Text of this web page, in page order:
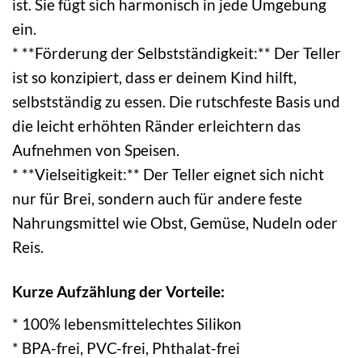
ist. Sie fügt sich harmonisch in jede Umgebung
ein.
* **Förderung der Selbstständigkeit:** Der Teller
ist so konzipiert, dass er deinem Kind hilft,
selbstständig zu essen. Die rutschfeste Basis und
die leicht erhöhten Ränder erleichtern das
Aufnehmen von Speisen.
* **Vielseitigkeit:** Der Teller eignet sich nicht
nur für Brei, sondern auch für andere feste
Nahrungsmittel wie Obst, Gemüse, Nudeln oder
Reis.
Kurze Aufzählung der Vorteile:
* 100% lebensmittelechtes Silikon
* BPA-frei, PVC-frei, Phthalat-frei